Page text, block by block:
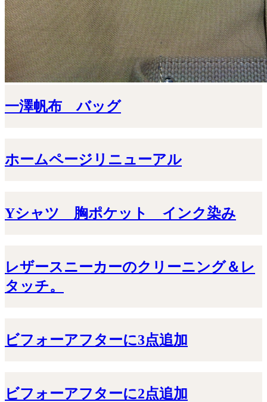
一澤帆布 バッグ
ホームページリニューアル
Yシャツ 胸ポケット インク染み
レザースニーカーのクリーニング＆レ
タッチ。
ビフォーアフターに3点追加
ビフォーアフターに2点追加